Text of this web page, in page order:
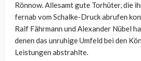
Rönnow. Allesamt gute Torhüter, die
fernab vom Schalke-Druck abrufen
Ralf Fährmann und Alexander Nübel
denen das unruhige Umfeld bei den
Leistungen abstrahlte.